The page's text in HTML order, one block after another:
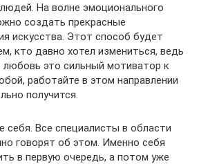
На волне эмоционального
создать прекрасные
искусства. Этот способ будет
кто давно хотел измениться, ведь
любовь это сильный мотиватор к
работайте в этом направлении
получится.
себя. Все специалисты в области
говорят об этом. Именно себя
в первую очередь, а потом уже